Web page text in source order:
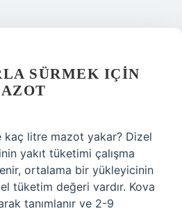
SÜRMEK IÇIN
litre mazot yakar? Dizel
yakıt tüketimi çalışma
ortalama bir yükleyicinin
tüketim değeri vardır. Kova
tanımlanır ve 2-9